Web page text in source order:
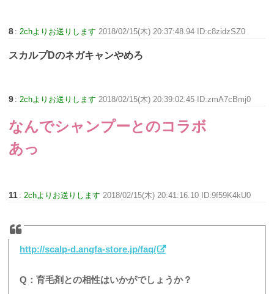
8 : 2chよりお送りします 2018/02/15(木) 20:37:48.94 ID:c8zidzSZ0
スカルプDのネガキャンやめろ
9 : 2chよりお送りします 2018/02/15(木) 20:39:02.45 ID:zmA7cBmj0
なんでシャンプーとのコラボ
あっ
11 : 2chよりお送りします 2018/02/15(木) 20:41:16.10 ID:9f59K4kU0
http://scalp-d.angfa-store.jp/faq/
Q：育毛剤との相性はいかがでしょうか？